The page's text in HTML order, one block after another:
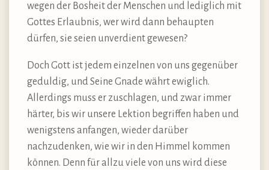
wegen der Bosheit der Menschen und lediglich mit
Gottes Erlaubnis, wer wird dann behaupten
dürfen, sie seien unverdient gewesen?
Doch Gott ist jedem einzelnen von uns gegenüber
geduldig, und Seine Gnade währt ewiglich.
Allerdings muss er zuschlagen, und zwar immer
härter, bis wir unsere Lektion begriffen haben und
wenigstens anfangen, wieder darüber
nachzudenken, wie wir in den Himmel kommen
können. Denn für allzu viele von uns wird diese